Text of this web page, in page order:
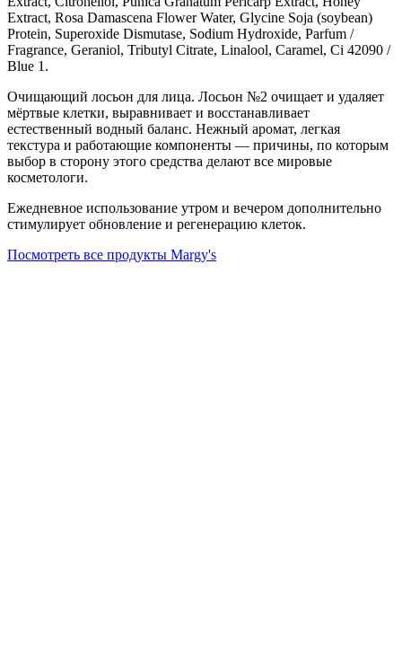
Extract, Rosa Damascena Flower Water, Glycine Soja (soybean)
Protein, Superoxide Dismutase, Sodium Hydroxide, Parfum /
Fragrance, Geraniol, Tributyl Citrate, Linalool, Caramel, Ci 42090 /
Blue 1.
Очищающий лосьон для лица. Лосьон №2 очищает и удаляет
мёртвые клетки, выравнивает и восстанавливает
естественный водный баланс. Нежный аромат, легкая
текстура и работающие компоненты — причины, по которым
выбор в сторону этого средства делают все мировые
косметологи.
Ежедневное использование утром и вечером дополнительно
стимулирует обновление и регенерацию клеток.
Посмотреть все продукты Margy's